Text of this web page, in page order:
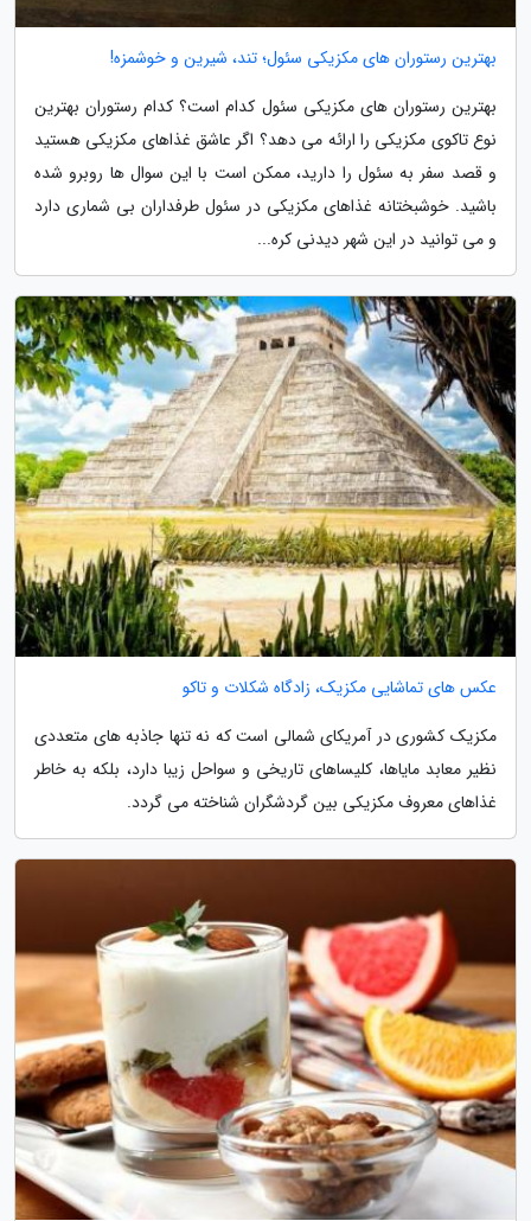
بهترین رستوران های مکزیکی سئول؛ تند، شیرین و خوشمزه!
بهترین رستوران های مکزیکی سئول کدام است؟ کدام رستوران بهترین
نوع تاکوی مکزیکی را ارائه می دهد؟ اگر عاشق غذاهای مکزیکی هستید
و قصد سفر به سئول را دارید، ممکن است با این سوال ها روبرو شده
باشید. خوشبختانه غذاهای مکزیکی در سئول طرفداران بی شماری دارد
و می توانید در این شهر دیدنی کره...
عکس های تماشایی مکزیک، زادگاه شکلات و تاکو
مکزیک کشوری در آمریکای شمالی است که نه تنها جاذبه های متعددی
نظیر معابد مایاها، کلیساهای تاریخی و سواحل زیبا دارد، بلکه به خاطر
غذاهای معروف مکزیکی بین گردشگران شناخته می گردد.